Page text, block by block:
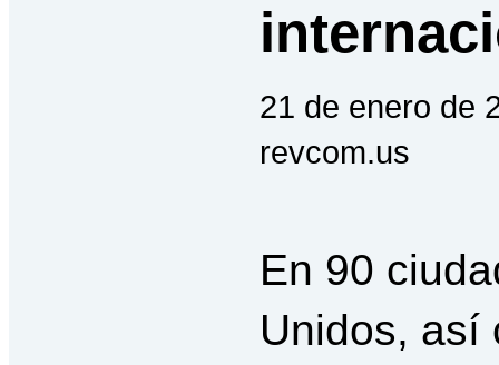
21 de enero de
revcom.us
En 90
Unidos, así